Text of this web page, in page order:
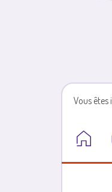
Vous êtes